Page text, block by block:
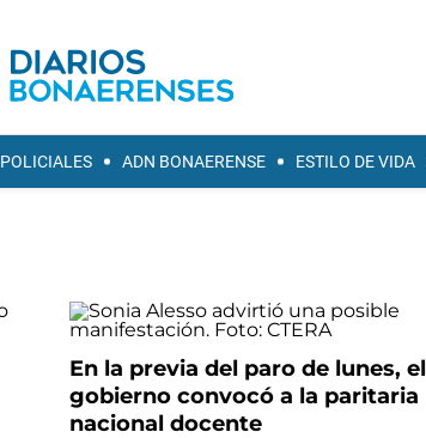
POLICIALES ADN BONAERENSE ESTILO DE VIDA
En la previa del paro de lunes, el
gobierno convocó a la paritaria
nacional docente